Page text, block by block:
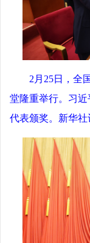
2月25日，全
堂隆重举行。习
代表颁奖。新华